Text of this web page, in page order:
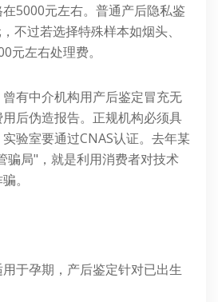
5000元左右。普通产后隐私鉴
不过若选择特殊样本如烟头、
元左右处理费。
有中介机构用产后鉴定冒充无
后伪造报告。正规机构必须具
验室要通过CNAS认证。去年某
骗局"，就是利用消费者对技术
。
于孕期，产后鉴定针对已出生